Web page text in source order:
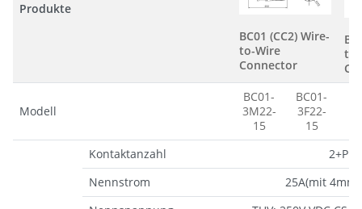
Produkte
BC01 (CC2) Wire-
to-Wire
Connector
to-
Modell
BC01-
3M22-
15
BC01-
3F22-
15
Kontaktanzahl
2+PE
Nennstrom
25A(mit